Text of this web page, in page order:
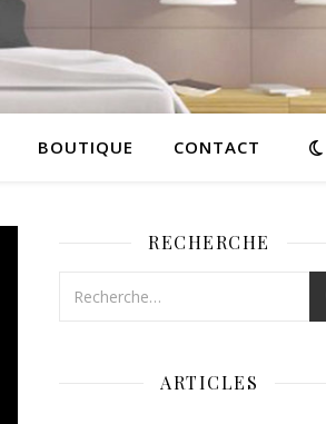
BOUTIQUE CONTACT
RECHERCHE
ARTICLES